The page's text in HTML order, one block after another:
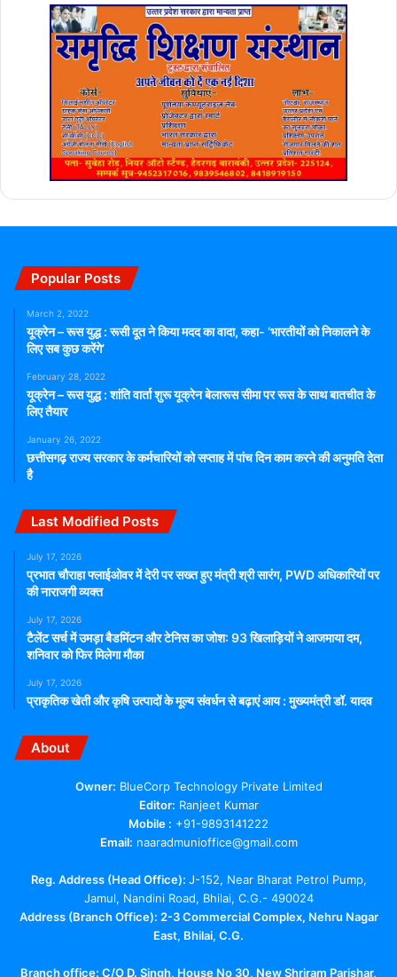
Popular Posts
March 2, 2022
यूक्रेन – रूस युद्ध : रूसी दूत ने किया मदद का वादा, कहा- ‘भारतीयों को निकालने के
लिए सब कुछ करेंगे’
February 28, 2022
यूक्रेन – रूस युद्ध : शांति वार्ता शुरू यूक्रेन बेलारूस सीमा पर रूस के साथ बातचीत के
लिए तैयार
January 26, 2022
छत्तीसगढ़ राज्य सरकार के कर्मचारियों को सप्ताह में पांच दिन काम करने की अनुमति देता
है
Last Modified Posts
July 17, 2026
प्रभात चौराहा फ्लाईओवर में देरी पर सख्त हुए मंत्री श्री सारंग, PWD अधिकारियों पर
की नाराजगी व्यक्त
July 17, 2026
टैलेंट सर्च में उमड़ा बैडमिंटन और टेनिस का जोश: 93 खिलाड़ियों ने आजमाया दम,
शनिवार को फिर मिलेगा मौका
July 17, 2026
प्राकृतिक खेती और कृषि उत्पादों के मूल्य संवर्धन से बढ़ाएं आय : मुख्यमंत्री डॉ. यादव
About
Owner: BlueCorp Technology Private Limited
Editor: Ranjeet Kumar
Mobile : +91-9893141222
Email: naaradmunioffice@gmail.com
Reg. Address (Head Office): J-152, Near Bharat Petrol Pump,
Jamul, Nandini Road, Bhilai, C.G.- 490024
Address (Branch Office): 2-3 Commercial Complex, Nehru Nagar
East, Bhilai, C.G.
Branch office: C/O D. Singh, House No 30, New Shriram Parishar,